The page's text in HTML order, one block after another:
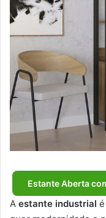
Estante Aberta
A estante industrial